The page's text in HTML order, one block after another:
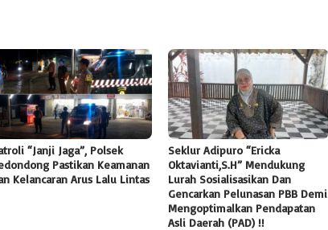
“Janji Jaga”, Polsek
Pastikan Keamanan
Kelancaran Arus Lalu Lintas
Seklur Adipuro “Ericka
Oktavianti,S.H” Mendukung
Lurah Sosialisasikan Dan
Gencarkan Pelunasan PBB Demi
Mengoptimalkan Pendapatan
Asli Daerah (PAD) !!